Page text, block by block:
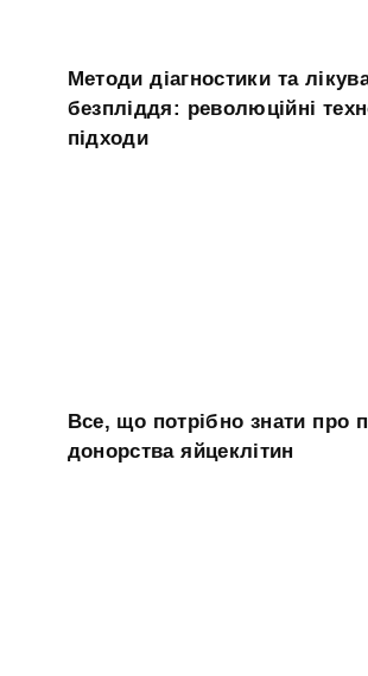
Методи діагностики та
безпліддя: революційні
підходи
Все, що потрібно знати про
донорства яйцеклітин